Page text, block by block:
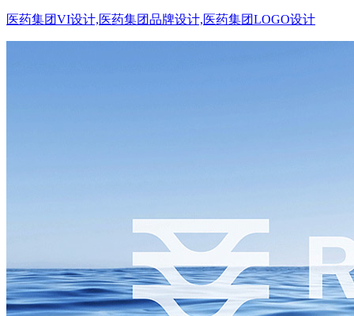
医药集团VI设计,医药集团品牌设计,医药集团LOGO设计